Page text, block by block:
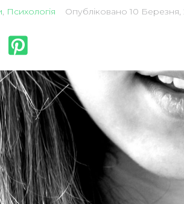
, Психологія Опубліковано 10 Березня,